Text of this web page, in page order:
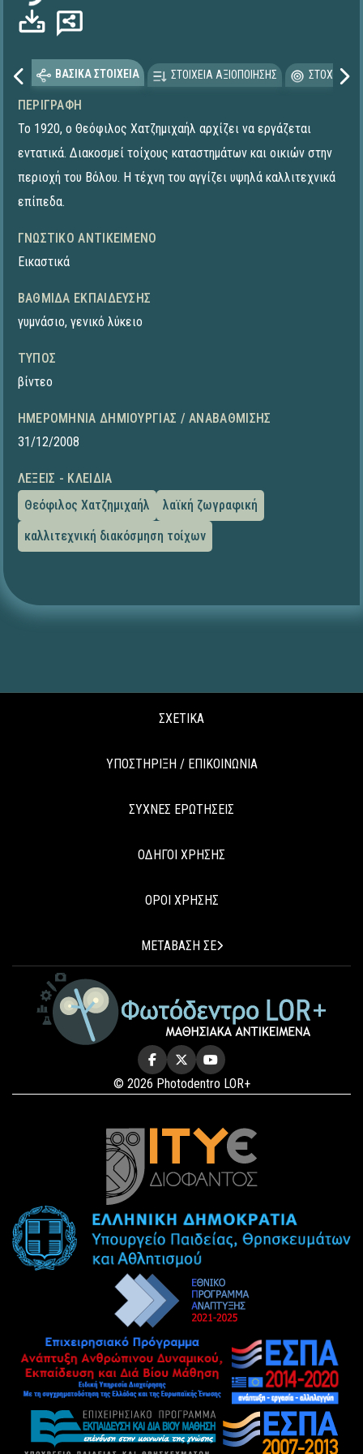
ΒΑΣΙΚΑ ΣΤΟΙΧΕΙΑ ΣΤΟΙΧΕΙΑ ΑΞΙΟΠΟΙΗΣΗΣ
ΠΕΡΙΓΡΑΦΉ
Το 1920, ο Θεόφιλος Χατζημιχαήλ αρχίζει να εργάζεται
εντατικά. Διακοσμεί τοίχους καταστημάτων και οικιών στην
περιοχή του Βόλου. Η τέχνη του αγγίζει υψηλά καλλιτεχνικά
επίπεδα.
ΓΝΩΣΤΙΚΌ ΑΝΤΙΚΕΊΜΕΝΟ
Εικαστικά
ΒΑΘΜΊΔΑ ΕΚΠΑΊΔΕΥΣΗΣ
γυμνάσιο, γενικό λύκειο
ΤΎΠΟΣ
βίντεο
ΗΜΕΡΟΜΗΝΊΑ ΔΗΜΙΟΥΡΓΊΑΣ / ΑΝΑΒΆΘΜΙΣΗΣ
31/12/2008
ΛΈΞΕΙΣ - ΚΛΕΙΔΙΆ
Θεόφιλος Χατζημιχαήλ
λαϊκή ζωγραφική
καλλιτεχνική διακόσμηση τοίχων
ΣΧΕΤΙΚΑ
ΥΠΟΣΤΗΡΙΞΗ / ΕΠΙΚΟΙΝΩΝΙΑ
ΣΥΧΝΕΣ ΕΡΩΤΗΣΕΙΣ
ΟΔΗΓΟΙ ΧΡΗΣΗΣ
ΟΡΟΙ ΧΡΗΣΗΣ
ΜΕΤΑΒΑΣΗ ΣΕ
© 2026 Photodentro LOR+